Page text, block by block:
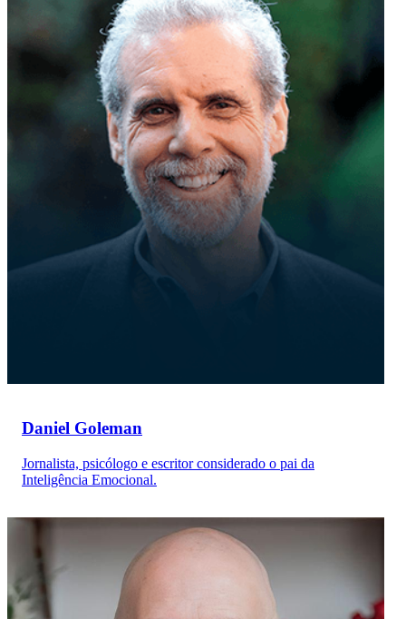
Daniel Goleman
Jornalista, psicólogo e escritor considerado o pai da
Inteligência Emocional.